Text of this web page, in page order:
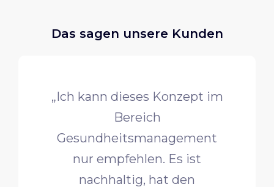
Das sagen unsere Kunden
„Ich kann dieses Konzept im
Bereich
Gesundheitsmanagement
nur empfehlen. Es ist
nachhaltig, hat den